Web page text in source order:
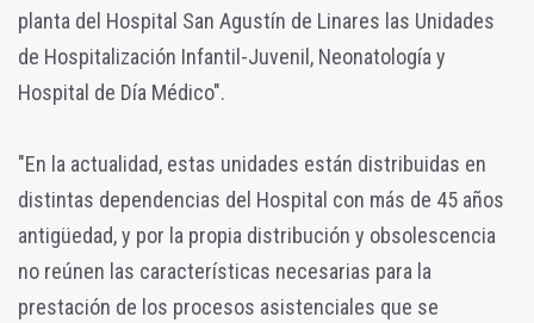
planta del Hospital San Agustín de Linares las Unidades
de Hospitalización Infantil-Juvenil, Neonatología y
Hospital de Día Médico".
"En la actualidad, estas unidades están distribuidas en
distintas dependencias del Hospital con más de 45 años
antigüedad, y por la propia distribución y obsolescencia
no reúnen las características necesarias para la
prestación de los procesos asistenciales que se